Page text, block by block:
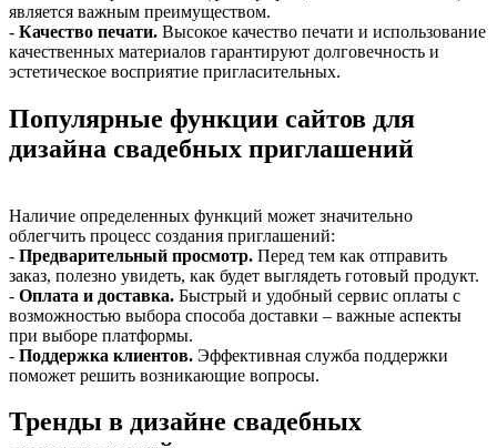
является важным преимуществом.
- Качество печати. Высокое качество печати и использование
качественных материалов гарантируют долговечность и
эстетическое восприятие пригласительных.
Популярные функции сайтов для
дизайна свадебных приглашений
Наличие определенных функций может значительно
облегчить процесс создания приглашений:
- Предварительный просмотр. Перед тем как отправить
заказ, полезно увидеть, как будет выглядеть готовый продукт.
- Оплата и доставка. Быстрый и удобный сервис оплаты с
возможностью выбора способа доставки – важные аспекты
при выборе платформы.
- Поддержка клиентов. Эффективная служба поддержки
поможет решить возникающие вопросы.
Тренды в дизайне свадебных